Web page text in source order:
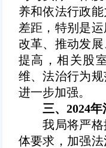
养和依法行政
差距，特别是
改革、推动发
提高，相关股
维、法治行为
进一步加强。
三、2024年
我局将严格
体要求，加强